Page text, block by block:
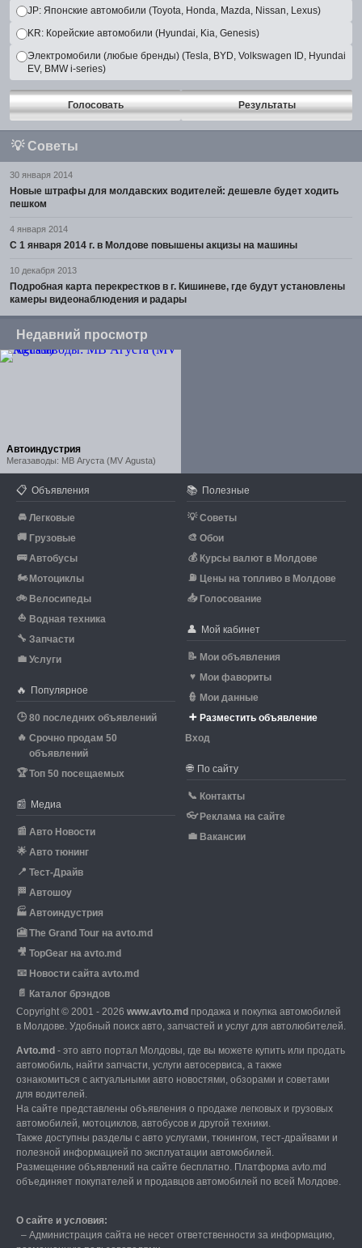
JP: Японские автомобили (Toyota, Honda, Mazda, Nissan, Lexus)
KR: Корейские автомобили (Hyundai, Kia, Genesis)
Электромобили (любые бренды) (Tesla, BYD, Volkswagen ID, Hyundai
EV, BMW i-series)
Голосовать Результаты
💡 Советы
30 января 2014
Новые штрафы для молдавских водителей: дешевле будет ходить
пешком
4 января 2014
С 1 января 2014 г. в Молдове повышены акцизы на машины
10 декабря 2013
Подробная карта перекрестков в г. Кишиневе, где будут установлены
камеры видеонаблюдения и радары
Недавний просмотр
Автоиндустрия
Мегазаводы: МВ Агуста (MV Agusta)
📋 Объявления
🚘 Легковые
🚚 Грузовые
🚌 Автобусы
🏍 Мотоциклы
🚲 Велосипеды
⛵ Водная техника
🔧 Запчасти
💼 Услуги
🔥 Популярное
🕒 80 последних объявлений
🔥 Срочно продам 50
объявлений
🏆Топ 50 посещаемых
📰 Медиа
📰 Авто Новости
🌟 Авто тюнинг
📍 Тест-Драйв
🏁 Автошоу
🏭 Автоиндустрия
🎦 The Grand Tour на avto.md
🎥 TopGear на avto.md
📧 Новости сайта avto.md
📄 Каталог брэндов
📚 Полезные
💡 Советы
🎨 Обои
💰 Курсы валют в Молдове
⛽ Цены на топливо в Молдове
📥 Голосование
👤 Мой кабинет
📝 Мои объявления
♥ Мои фавориты
👮 Мои данные
➕ Разместить объявление
Вход
🌐 По сайту
📞 Контакты
👓 Реклама на сайте
💼 Вакансии
Copyright © 2001 - 2026 www.avto.md продажа и покупка автомобилей
в Молдове. Удобный поиск авто, запчастей и услуг для автолюбителей.
Avto.md - это авто портал Молдовы, где вы можете купить или продать
автомобиль, найти запчасти, услуги автосервиса, а также
ознакомиться с актуальными авто новостями, обзорами и советами
для водителей.
На сайте представлены объявления о продаже легковых и грузовых
автомобилей, мотоциклов, автобусов и другой техники.
Также доступны разделы с авто услугами, тюнингом, тест-драйвами и
полезной информацией по эксплуатации автомобилей.
Размещение объявлений на сайте бесплатно. Платформа avto.md
объединяет покупателей и продавцов автомобилей по всей Молдове.
О сайте и условия:
– Администрация сайта не несет ответственности за информацию,